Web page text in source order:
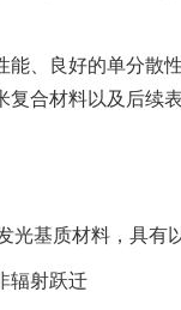
能、良好的单分散
合材料以及后续
光基质材料，具有
辐射跃迁